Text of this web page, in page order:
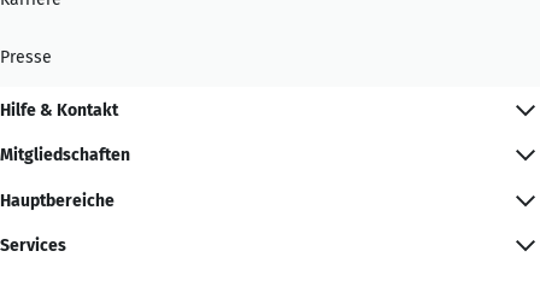
Presse
Hilfe & Kontakt
Mitgliedschaften
Hauptbereiche
Services